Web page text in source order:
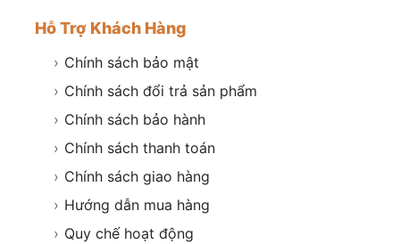
Hỗ Trợ Khách Hàng
› Chính sách bảo mật
› Chính sách đổi trả sản phẩm
› Chính sách bảo hành
› Chính sách thanh toán
› Chính sách giao hàng
› Hướng dẫn mua hàng
› Quy chế hoạt động